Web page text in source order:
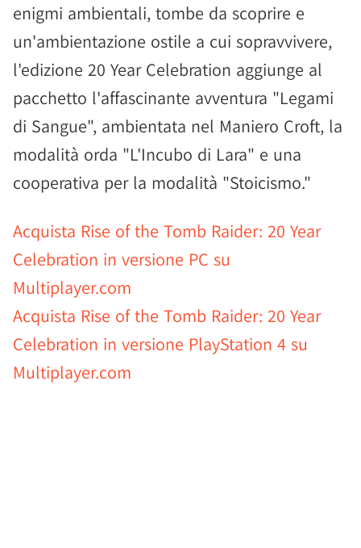
enigmi ambientali, tombe da scoprire e
un'ambientazione ostile a cui sopravvivere,
l'edizione 20 Year Celebration aggiunge al
pacchetto l'affascinante avventura "Legami
di Sangue", ambientata nel Maniero Croft, la
modalità orda "L'Incubo di Lara" e una
cooperativa per la modalità "Stoicismo."
Acquista Rise of the Tomb Raider: 20 Year
Celebration in versione PC su
Multiplayer.com
Acquista Rise of the Tomb Raider: 20 Year
Celebration in versione PlayStation 4 su
Multiplayer.com